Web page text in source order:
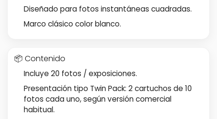
Diseñado para fotos instantáneas cuadradas.
Marco clásico color blanco.
📦 Contenido
Incluye 20 fotos / exposiciones.
Presentación tipo Twin Pack: 2 cartuchos de 10
fotos cada uno, según versión comercial
habitual.